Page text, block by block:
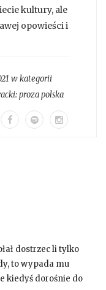
kultury, ale
opowieści i
w kategorii
proza polska
dostrzec li tylko
to wypada mu
kiedyś dorośnie do